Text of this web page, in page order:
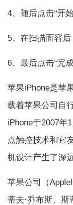
4、随后点击“开始
5、在扫描面容后
6、最后点击“完成
苹果iPhone是苹
载着苹果公司自
iPhone于2007年
点触控技术和它
机设计产生了深
苹果公司（
蒂夫·乔布斯、斯